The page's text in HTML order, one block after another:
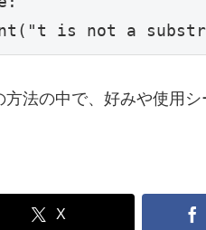
( "t is not a
方法の中で、好みや使用
X